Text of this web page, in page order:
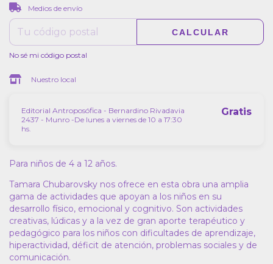
Entregas para el CP:
Medios de envío
CALCULAR
No sé mi código postal
Nuestro local
Editorial Antroposófica - Bernardino Rivadavia
2437 - Munro -De lunes a viernes de 10 a 17:30
hs.
Gratis
Para niños de 4 a 12 años.
Tamara Chubarovsky nos ofrece en esta obra una amplia
gama de actividades que apoyan a los niños en su
desarrollo físico, emocional y cognitivo. Son actividades
creativas, lúdicas y a la vez de gran aporte terapéutico y
pedagógico para los niños con dificultades de aprendizaje,
hiperactividad, déficit de atención, problemas sociales y de
comunicación.